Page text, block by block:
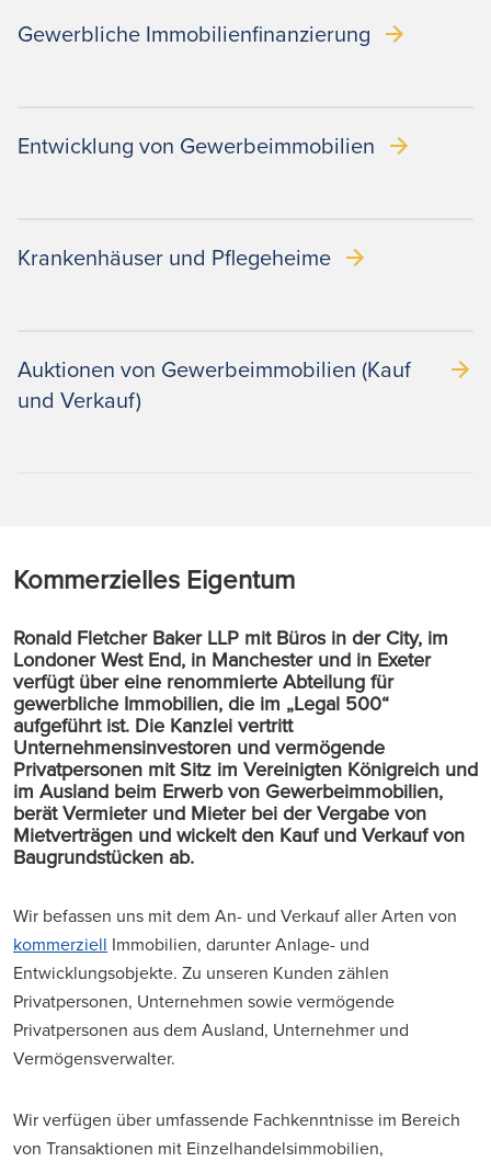
Gewerbliche Immobilienfinanzierung
Entwicklung von Gewerbeimmobilien
Krankenhäuser und Pflegeheime
Auktionen von Gewerbeimmobilien (Kauf
und Verkauf)
Kommerzielles Eigentum
Ronald Fletcher Baker LLP mit Büros in der City, im
Londoner West End, in Manchester und in Exeter
verfügt über eine renommierte Abteilung für
gewerbliche Immobilien, die im „Legal 500“
aufgeführt ist. Die Kanzlei vertritt
Unternehmensinvestoren und vermögende
Privatpersonen mit Sitz im Vereinigten Königreich und
im Ausland beim Erwerb von Gewerbeimmobilien,
berät Vermieter und Mieter bei der Vergabe von
Mietverträgen und wickelt den Kauf und Verkauf von
Baugrundstücken ab.
Wir befassen uns mit dem An- und Verkauf aller Arten von
kommerziell Immobilien, darunter Anlage- und
Entwicklungsobjekte. Zu unseren Kunden zählen
Privatpersonen, Unternehmen sowie vermögende
Privatpersonen aus dem Ausland, Unternehmer und
Vermögensverwalter.
Wir verfügen über umfassende Fachkenntnisse im Bereich
von Transaktionen mit Einzelhandelsimmobilien,